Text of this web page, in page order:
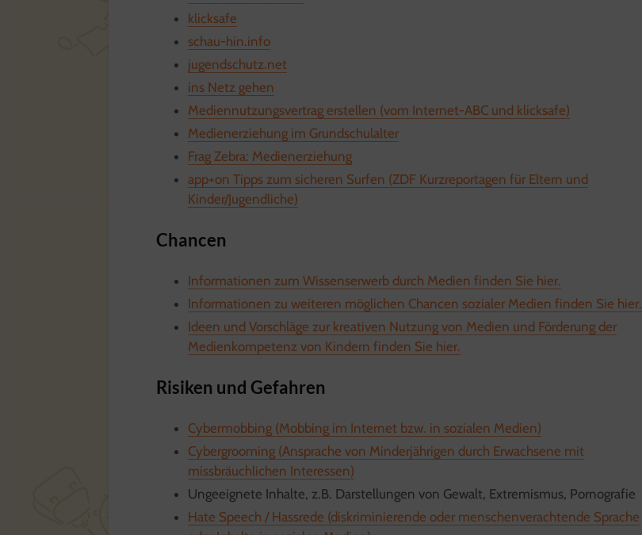
klicksafe
schau-hin.info
jugendschutz.net
ins Netz gehen
Mediennutzungsvertrag erstellen (vom Internet-ABC und klicksafe)
Medienerziehung im Grundschulalter
Frag Zebra: Medienerziehung
app+on Tipps zum sicheren Surfen (ZDF Kurzreportagen für Eltern und
Kinder/Jugendliche)
Chancen
Informationen zum Wissenserwerb durch Medien finden Sie hier.
Informationen zu weiteren möglichen Chancen sozialer Medien finden Sie hier.
Ideen und Vorschläge zur kreativen Nutzung von Medien und Förderung der
Medienkompetenz von Kindern finden Sie hier.
Risiken und Gefahren
Cybermobbing (Mobbing im Internet bzw. in sozialen Medien)
Cybergrooming (Ansprache von Minderjährigen durch Erwachsene mit
missbräuchlichen Interessen)
Ungeeignete Inhalte, z.B. Darstellungen von Gewalt, Extremismus, Pornografie
Hate Speech / Hassrede (diskriminierende oder menschenverachtende Sprache